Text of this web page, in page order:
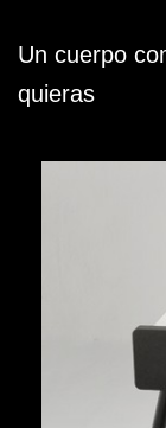
Un cuerpo
quieras